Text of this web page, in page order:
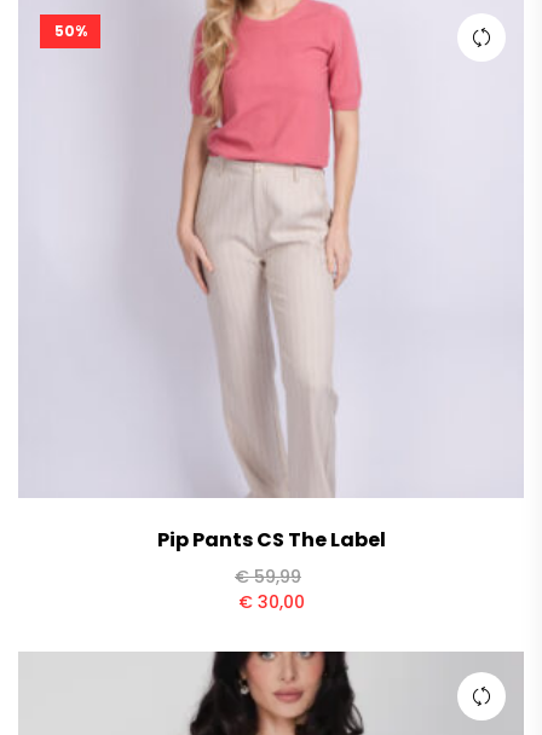
50%
Pip Pants CS The Label
€59,99
€30,00